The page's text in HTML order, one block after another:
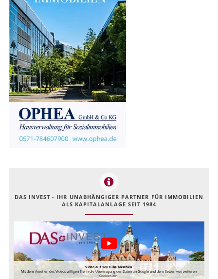
DAS INVEST - IHR UNABHÄNGIGER PARTNER FÜR IMMOBILIEN
ALS KAPITALANLAGE SEIT 1984
Video auf YouTube ansehen
Mit dem Ansehen des Videos willigen Sie in die Übertragung der Daten an Google und dem Setzen von weiteren
Cookies ein.